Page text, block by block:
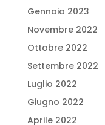
Gennaio 2023
Novembre 2022
Ottobre 2022
Settembre 2022
Luglio 2022
Giugno 2022
Aprile 2022